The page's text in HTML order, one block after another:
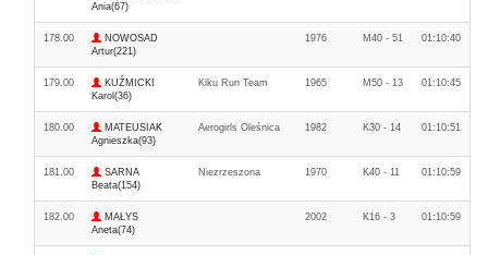
Ania(67)
178.00
NOWOSAD
Artur(221)
1976 M40 - 51 01:10:40
179.00
KUŹMICKI
Karol(36)
Kiku Run Team 1965 M50 - 13 01:10:45
180.00
MATEUSIAK
Agnieszka(93)
Aerogirls Oleśnica 1982 K30 - 14 01:10:51
181.00
SARNA
Beata(154)
Niezrzeszona 1970 K40 - 11 01:10:59
182.00
MAŁYS
Aneta(74)
2002 K16 - 3 01:10:59